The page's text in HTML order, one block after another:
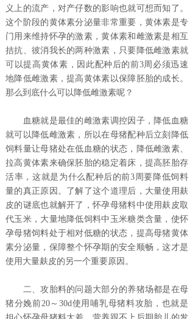
义上的流产，对产仔数的影响也就可想而知了。
这个阶段的黄体素分泌量非常重要，黄体素是专
门用来维持怀孕的激素，黄体素和雌激素是相互
拮抗、彼消我长的两种激素，只要降低雌激素就
可以提高黄体素，因此配种后的前3周必须迅速
地降低雌激素，提高黄体素以保障胚胎的成长。
那么到底什么可以降低雌激素呢？
血糖就是最佳的雌激素调控因子，降低血糖
就可以降低雌激素，所以在母猪配种后立刻降低
饲料量让母猪处在低血糖的状态，降低雌激素、
拉高黄体素来确保胚胎的稳定着床，提高胚胎存
活率，这就是为什么配种后的前3周要降低饲料
量的真正原因。了解了这个道理后，大量使用麸
皮的谜底也就解开了，怀孕母猪料中使用麸皮取
代玉米，大量地降低饲料中玉米糖类含量，使怀
孕母猪饲料处于相对低糖的状态，提高母猪黄体
素分泌量，保障整个怀孕期的安全顺畅，这才是
使用大量麸皮的另一个重要原因。
二、攻胎料的问题大部分的养猪场都是在母
猪分娩前20～30d使用哺乳母猪料攻胎，也就是